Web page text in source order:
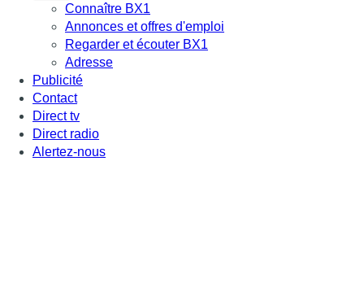
Connaître BX1
Annonces et offres d'emploi
Regarder et écouter BX1
Adresse
Publicité
Contact
Direct tv
Direct radio
Alertez-nous